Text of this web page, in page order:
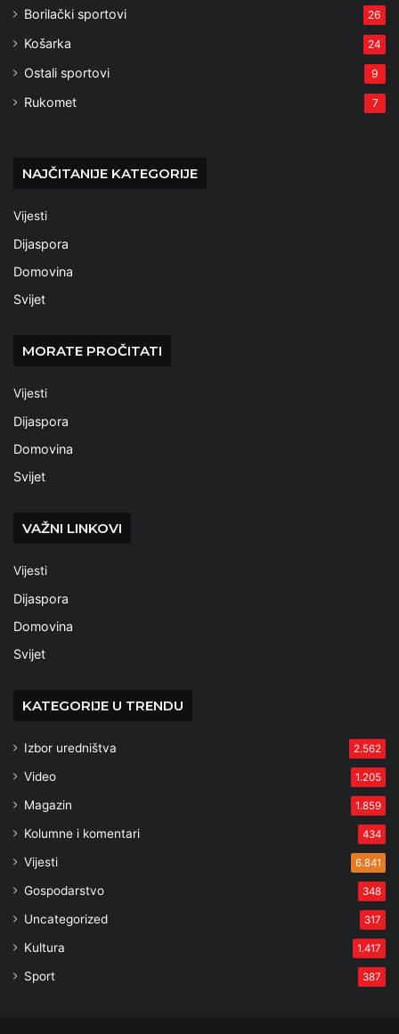
Borilački sportovi 26
Košarka 24
Ostali sportovi 9
Rukomet 7
NAJČITANIJE KATEGORIJE
Vijesti
Dijaspora
Domovina
Svijet
MORATE PROČITATI
Vijesti
Dijaspora
Domovina
Svijet
VAŽNI LINKOVI
Vijesti
Dijaspora
Domovina
Svijet
KATEGORIJE U TRENDU
Izbor uredništva 2.562
Video 1.205
Magazin 1.859
Kolumne i komentari 434
Vijesti 6.841
Gospodarstvo 348
Uncategorized 317
Kultura 1.417
Sport 387